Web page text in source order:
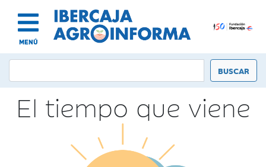
MENÚ
El tiempo que viene